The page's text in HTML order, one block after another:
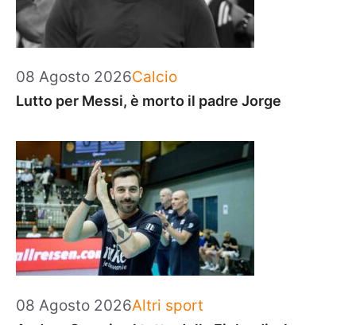
08 Agosto 2026Categorie
Calcio
Lutto per Messi, è morto il padre Jorge
08 Agosto 2026Categorie
Altri sport